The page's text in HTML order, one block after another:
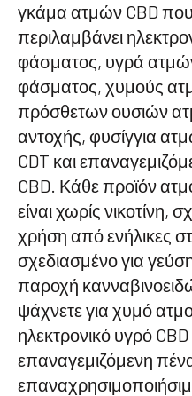
γκάμα ατμών CBD
περιλαμβάνει
φάσματος, υγρά
φάσματος, χυμούς
πρόσθετων ουσιών
αντοχής, φυσίγγια
CDT και
CBD. Κάθε προϊόν
είναι χωρίς νικοτίνη,
χρήση από ενήλικες
σχεδιασμένο για
παροχή
ψάχνετε για χυμό
ηλεκτρονικό υγρό
επαναγεμιζόμενη